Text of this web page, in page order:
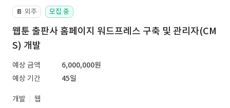
📔 외주 모집 중
웹툰 출판사 홈페이지 워드프레스 구축 및 관리자(CM
S) 개발
예상 금액
6,000,000원
예상 기간
45일
개발
웹